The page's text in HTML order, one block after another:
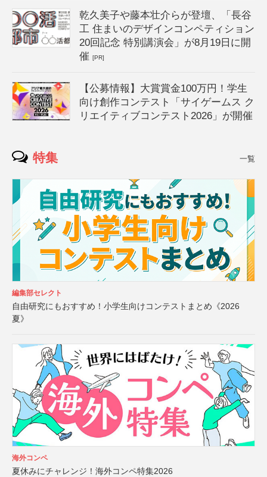
乾久美子や藤本壮介らが登壇、「長谷
工 住まいのデザインコンペティション
20回記念 特別講演会」が8月19日に開
催[PR]
【公募情報】大賞賞金100万円！学生
向け創作コンテスト「サイゲームス ク
リエイティブコンテスト2026」が開催
特集 一覧
編集部セレクト
自由研究にもおすすめ！小学生向けコンテストまとめ《2026
夏》
海外コンペ
夏休みにチャレンジ！海外コンペ特集2026